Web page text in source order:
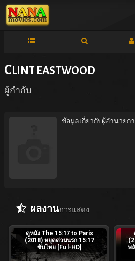
C LINT EASTWOOD
ผู้กำกับ
ข้อมูลเกี่ยวกับผู้อำนวยก
ผลงานการแสดง
ดูหนัง The 15:17 to Paris
(2018) หยุดด่วนนรก 15:17
ซับไทย [Full-HD]
พ